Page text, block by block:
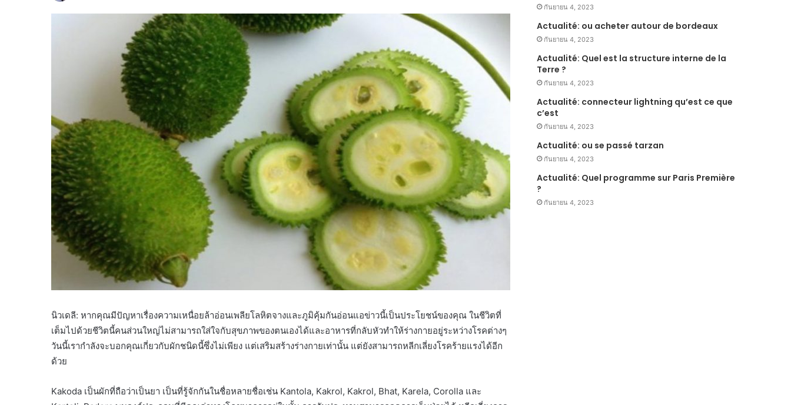
นิวเดลี: หากคุณมีปัญหาเรื่องความเหนื่อยล้าอ่อนเพลียโลหิตจางและภูมิคุ้มกันอ่อนแอข่าวนี้เป็นประโยชน์ของคุณ ในชีวิตที่
เต็มไปด้วยชีวิตนี้คนส่วนใหญ่ไม่สามารถใส่ใจกับสุขภาพของตนเองได้และอาหารที่กลับหัวทำให้ร่างกายอยู่ระหว่างโรคต่างๆ
วันนี้เรากำลังจะบอกคุณเกี่ยวกับผักชนิดนี้ซึ่งไม่เพียง แต่เสริมสร้างร่างกายเท่านั้น แต่ยังสามารถหลีกเลี่ยงโรคร้ายแรงได้อีก
ด้วย
Kakoda เป็นผักที่ถือว่าเป็นยา เป็นที่รู้จักกันในชื่อหลายชื่อเช่น Kantola, Kakrol, Kakrol, Bhat, Karela, Corolla และ
กันยายน 4, 2023
Actualité: ou acheter autour de bordeaux
กันยายน 4, 2023
Actualité: Quel est la structure interne de la
Terre ?
กันยายน 4, 2023
Actualité: connecteur lightning qu’est ce que
c’est
กันยายน 4, 2023
Actualité: ou se passé tarzan
กันยายน 4, 2023
Actualité: Quel programme sur Paris Première
?
กันยายน 4, 2023